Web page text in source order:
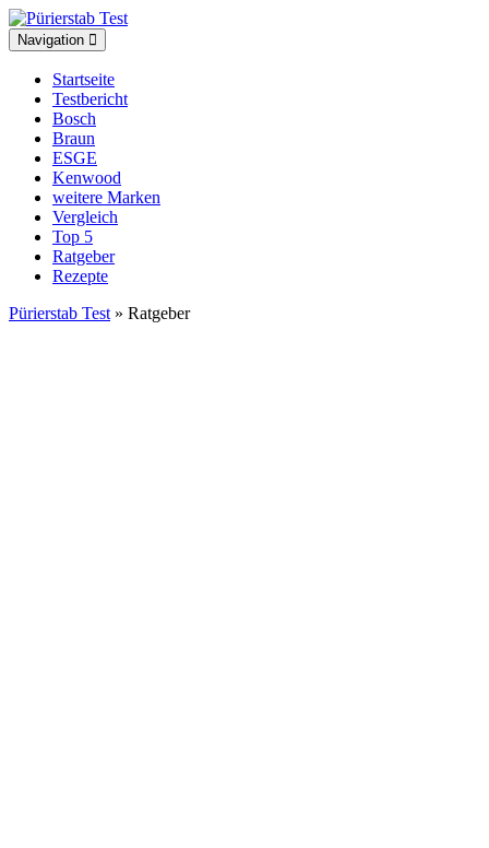
Toggle
navigation
Navigation
Startseite
Testbericht
Bosch
Braun
ESGE
Kenwood
weitere Marken
Vergleich
Top 5
Ratgeber
Rezepte
Pürierstab Test » Ratgeber